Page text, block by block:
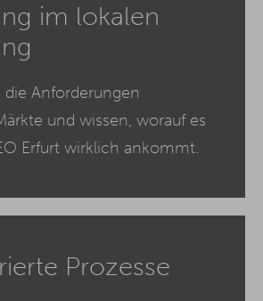
im lokalen
Anforderungen
und wissen, worauf es
Erfurt wirklich ankommt.
Prozesse